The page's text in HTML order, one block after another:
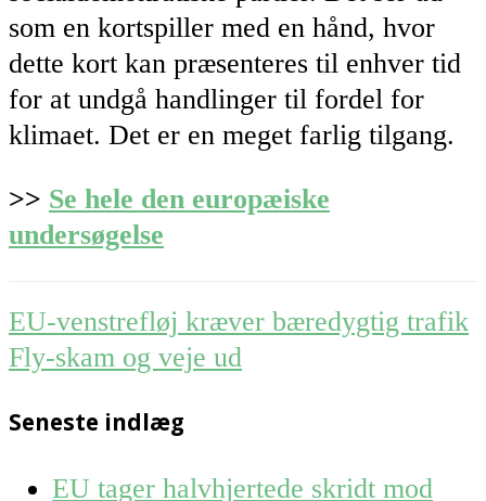
som en kortspiller med en hånd, hvor
dette kort kan præsenteres til enhver tid
for at undgå handlinger til fordel for
klimaet. Det er en meget farlig tilgang.
>> Se hele den europæiske
undersøgelse
Post
navigation
EU-venstrefløj kræver bæredygtig trafik
Fly-skam og veje ud
Seneste indlæg
EU tager halvhjertede skridt mod